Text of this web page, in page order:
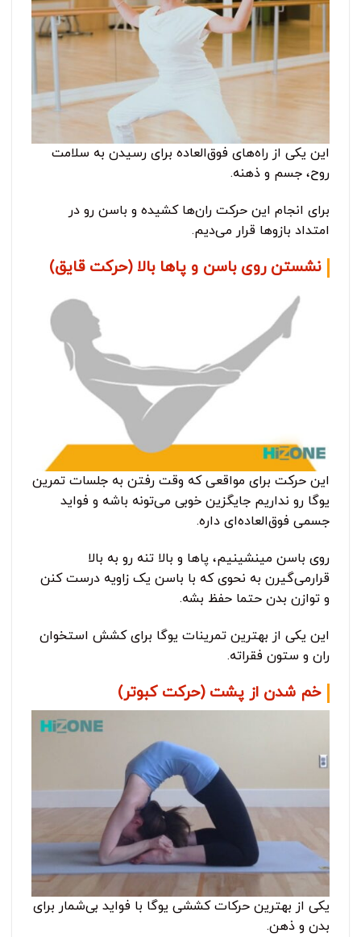
این یکی از راه‌های فوق‌العاده برای رسیدن به سلامت
روح، جسم و ذهنه.
برای انجام این حرکت ران‌ها کشیده و باسن رو در
امتداد بازوها قرار می‌دیم.
نشستن روی باسن و پاها بالا (حرکت قایق)
این حرکت برای مواقعی که وقت رفتن به جلسات تمرین
یوگا رو نداریم جایگزین خوبی می‌تونه باشه و فواید
جسمی فوق‌العاده‌ای داره.
روی باسن مینشینیم، پاها و بالا تنه رو به بالا
قرارمی‌گیرن به نحوی که با باسن یک زاویه درست کنن
و توازن بدن حتما حفظ بشه.
این یکی از بهترین تمرینات یوگا برای کشش استخوان
ران و ستون فقراته.
خم شدن از پشت (حرکت کبوتر)
یکی از بهترین حرکات کششی یوگا با فواید بی‌شمار برای
بدن و ذهن.